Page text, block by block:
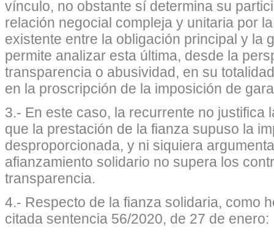
vínculo, no obstante sí determina su
relación negocial compleja y unitaria por
existente entre la obligación principal y la
permite analizar esta última, desde la
transparencia o abusividad, en su
en la proscripción de la imposición de
3.- En este caso, la recurrente no justifica
que la prestación de la fianza supuso la
desproporcionada, y ni siquiera
afianzamiento solidario no supera los
transparencia.
4.- Respecto de la fianza solidaria, como
citada sentencia 56/2020, de 27 de enero: